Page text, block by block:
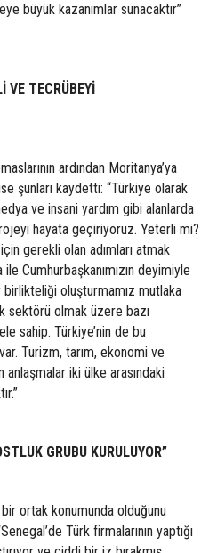
büyük kazanımlar sunacaktır”
VE TECRÜBEYİ
ardından Moritanya’ya
şunları kaydetti: “Türkiye olarak
ve insani yardım gibi alanlarda
hayata geçiriyoruz. Yeterli mi?
gerekli olan adımları atmak
Cumhurbaşkanımızın deyimiyle
birlikteliği oluşturmamız mutlaka
sektörü olmak üzere bazı
sahip. Türkiye’nin de bu
Turizm, tarım, ekonomi ve
anlaşmalar iki ülke arasındaki
GRUBU KURULUYOR”
ortak konumunda olduğunu
Türk firmalarının yaptığı